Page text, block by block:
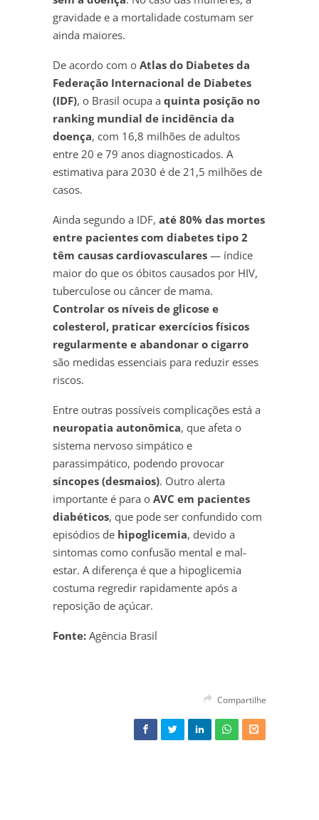
gravidade e a mortalidade costumam ser
ainda maiores.
De acordo com o Atlas do Diabetes da
Federação Internacional de Diabetes
(IDF), o Brasil ocupa a quinta posição no
ranking mundial de incidência da
doença, com 16,8 milhões de adultos
entre 20 e 79 anos diagnosticados. A
estimativa para 2030 é de 21,5 milhões de
casos.
Ainda segundo a IDF, até 80% das mortes
entre pacientes com diabetes tipo 2
têm causas cardiovasculares — índice
maior do que os óbitos causados por HIV,
tuberculose ou câncer de mama.
Controlar os níveis de glicose e
colesterol, praticar exercícios físicos
regularmente e abandonar o cigarro
são medidas essenciais para reduzir esses
riscos.
Entre outras possíveis complicações está a
neuropatia autonômica, que afeta o
sistema nervoso simpático e
parassimpático, podendo provocar
síncopes (desmaios). Outro alerta
importante é para o AVC em pacientes
diabéticos, que pode ser confundido com
episódios de hipoglicemia, devido a
sintomas como confusão mental e mal-
estar. A diferença é que a hipoglicemia
costuma regredir rapidamente após a
reposição de açúcar.
Fonte: Agência Brasil
Compartilhe